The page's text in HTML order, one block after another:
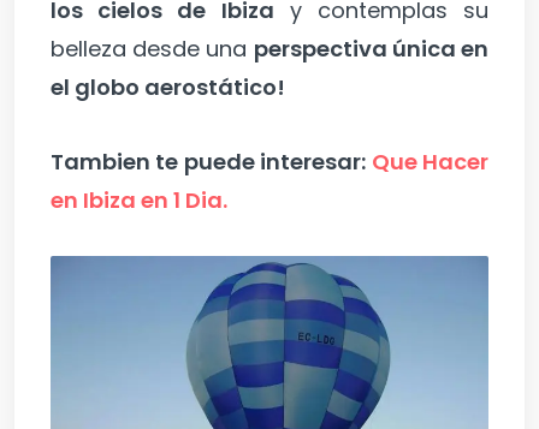
los cielos de Ibiza y contemplas su
belleza desde una perspectiva única en
el globo aerostático!
Tambien te puede interesar: Que Hacer
en Ibiza en 1 Dia.